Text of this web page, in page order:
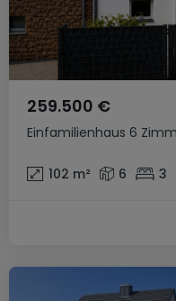
Einfamilienhaus 6
259.500 €
102 m² 6 3